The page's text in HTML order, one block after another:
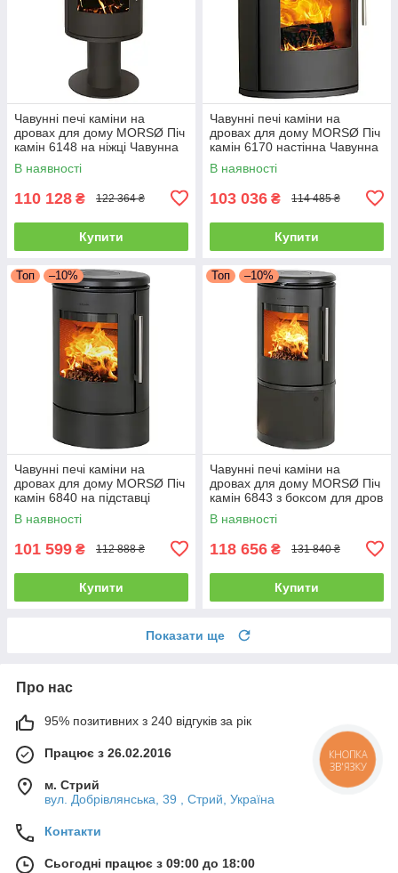
Чавунні печі каміни на
дровах для дому MORSØ Піч
камін 6148 на ніжці Чавунна
піч тривалого горіння 5.8кВт
В наявності
110 128 ₴ 122 364 ₴
Купити
Чавунні печі каміни на
дровах для дому MORSØ Піч
камін 6170 настінна Чавунна
піч тривалого горіння 5.8кВт
В наявності
103 036 ₴ 114 485 ₴
Купити
Топ –10%
Чавунні печі каміни на
дровах для дому MORSØ Піч
камін 6840 на підставці
Чавунна піч тривалого
горіння 5.8кВт
В наявності
101 599 ₴ 112 888 ₴
Купити
Топ –10%
Чавунні печі каміни на
дровах для дому MORSØ Піч
камін 6843 з боксом для дров
Чавунна піч тривалого
горіння 5.8кВт
В наявності
118 656 ₴ 131 840 ₴
Купити
Показати ще
Про нас
95% позитивних з 240 відгуків за рік
Працює з 26.02.2016
м. Стрий
вул. Добрівлянська, 39 , Стрий, Україна
Контакти
Сьогодні працює з 09:00 до 18:00
КНОПКА
ЗВ'ЯЗКУ